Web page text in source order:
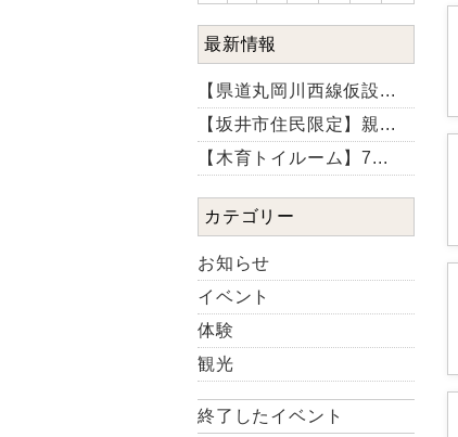
最新情報
【県道丸岡川西線仮設...
【坂井市住民限定】親...
【木育トイルーム】7...
カテゴリー
お知らせ
イベント
体験
観光
終了したイベント